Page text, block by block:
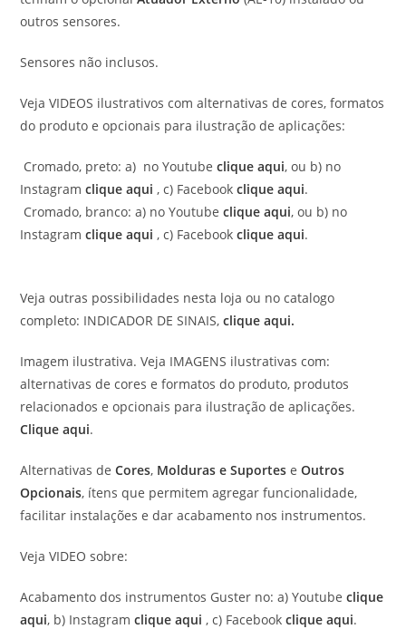
outros sensores.
Sensores não inclusos.
Veja VIDEOS ilustrativos com alternativas de cores, formatos
do produto e opcionais para ilustração de aplicações:
Cromado, preto: a) no Youtube clique aqui, ou b) no
Instagram clique aqui , c) Facebook clique aqui.
Cromado, branco: a) no Youtube clique aqui, ou b) no
Instagram clique aqui , c) Facebook clique aqui.
Veja outras possibilidades nesta loja ou no catalogo
completo: INDICADOR DE SINAIS, clique aqui.
Imagem ilustrativa. Veja IMAGENS ilustrativas com:
alternativas de cores e formatos do produto, produtos
relacionados e opcionais para ilustração de aplicações.
Clique aqui.
Alternativas deCores, Molduras e Suportes eOutros
Opcionais, ítens que permitem agregar funcionalidade,
facilitar instalações e dar acabamento nos instrumentos.
Veja VIDEO sobre:
Acabamento dos instrumentos Guster no: a) Youtube clique
aqui, b) Instagram clique aqui , c) Facebook clique aqui.